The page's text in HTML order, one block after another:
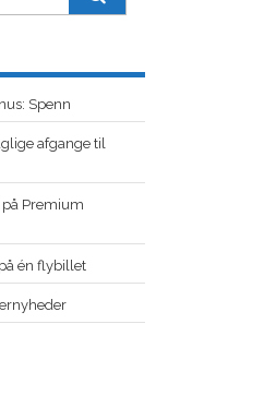
Spenn
afgange til
Premium
én flybillet